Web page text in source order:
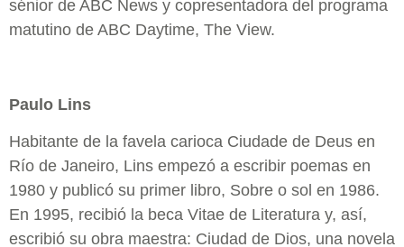
sénior de ABC News y copresentadora del programa
matutino de ABC Daytime, The View.
Paulo Lins
Habitante de la favela carioca Ciudade de Deus en
Río de Janeiro, Lins empezó a escribir poemas en
1980 y publicó su primer libro, Sobre o sol en 1986.
En 1995, recibió la beca Vitae de Literatura y, así,
escribió su obra maestra: Ciudad de Dios, una novela